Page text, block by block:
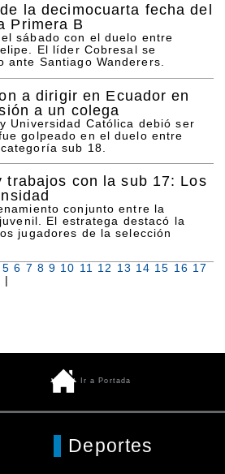
la decimocuarta fecha del
Primera B
sábado con el duelo entre
El líder Cobresal se
ante Santiago Wanderers.
a dirigir en Ecuador en
a un colega
Universidad Católica debió ser
golpeado en el duelo entre
sub 18.
trabajos con la sub 17: Los
conjunto entre la
El estratega destacó la
jugadores de la selección
5 6 7 8 9 10 11 12 13 14 15 16 17
|
Ir a Portada
Deportes